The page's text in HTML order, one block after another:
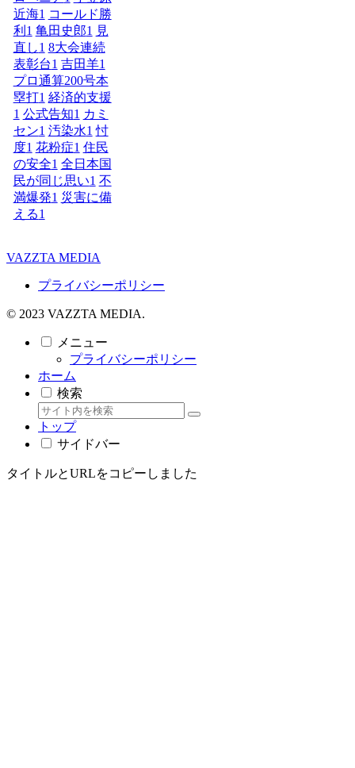
近海1 コールド勝
利 1 亀田史郎1 見
直し1 8大会連続
表彰台1 吉田羊1
プロ通算200号本
塁打1 経済的支援
1 公式告知1 カミ
セン1 汚染水1 忖
度1 花粉症1 住民
の安全1 全日本国
民が同じ思い1 不
満爆発1 災害に備
える1
VAZZTA MEDIA
プライバシーポリシー
© 2023 VAZZTA MEDIA.
メニュー
プライバシーポリシー
ホーム
検索
トップ
サイドバー
タイトルとURLをコピーしました